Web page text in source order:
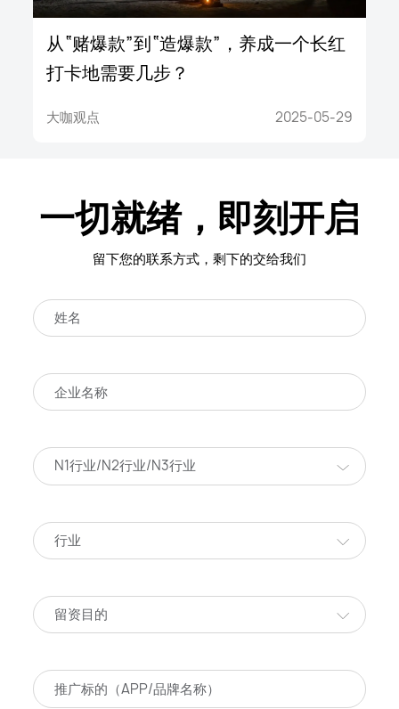
从“赌爆款”到“造爆款”，养成一个长红
打卡地需要几步？
大咖观点 2025-05-29
一切就绪，即刻开启
留下您的联系方式，剩下的交给我们
N1行业/N2行业/N3行业
行业
留资目的